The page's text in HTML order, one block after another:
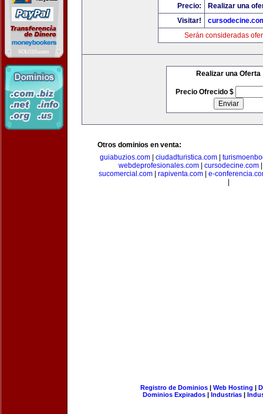
Precio:
Realizar una
Visitar!
Serán consideradas
Realizar una Oferta
Precio Ofrecido $
Otros dominios en venta:
guiabuzios.com| ciudadturistica.com|
webdeprofesionales.com| cursodecine.com
sucomercial.com
rapiventa.com
e-
Registro de Dominios| Web Hosting |
Dominios Expirados | Industrias |